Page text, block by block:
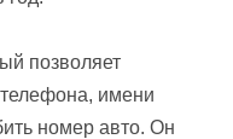
позволяет
имени
номер авто. Он